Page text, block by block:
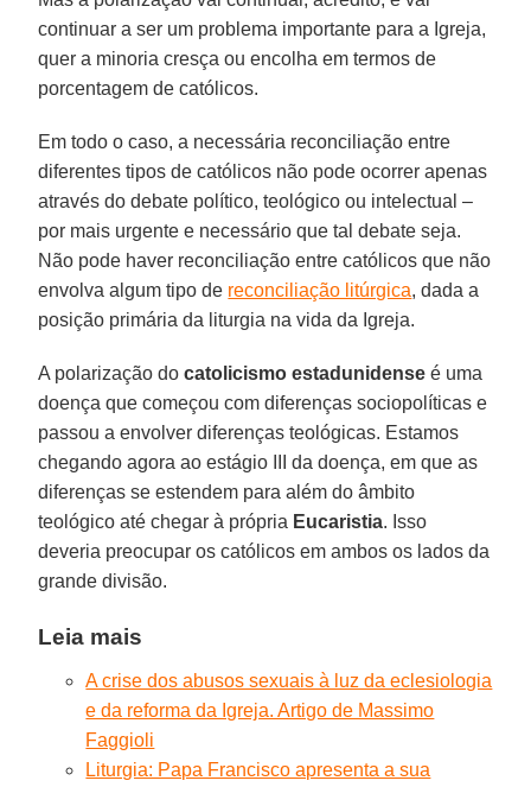
continuar a ser um problema importante para a Igreja,
quer a minoria cresça ou encolha em termos de
porcentagem de católicos.
Em todo o caso, a necessária reconciliação entre
diferentes tipos de católicos não pode ocorrer apenas
através do debate político, teológico ou intelectual –
por mais urgente e necessário que tal debate seja.
Não pode haver reconciliação entre católicos que não
envolva algum tipo de reconciliação litúrgica, dada a
posição primária da liturgia na vida da Igreja.
A polarização docatolicismo estadunidense é uma
doença que começou com diferenças sociopolíticas e
passou a envolver diferenças teológicas. Estamos
chegando agora ao estágio III da doença, em que as
diferenças se estendem para além do âmbito
teológico até chegar à própria Eucaristia. Isso
deveria preocupar os católicos em ambos os lados da
grande divisão.
Leia mais
A crise dos abusos sexuais à luz da eclesiologia
e da reforma da Igreja. Artigo de Massimo
Faggioli
Liturgia: Papa Francisco apresenta a sua